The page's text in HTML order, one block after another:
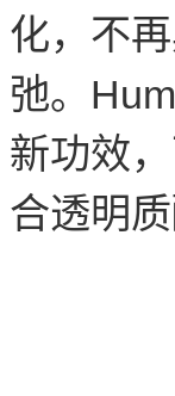
化，不
弛。
新功效
合透明